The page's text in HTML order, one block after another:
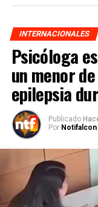
INTERNACIONALES
Psicóloga
un menor
epilepsia
Publicado
Por Notifalcon